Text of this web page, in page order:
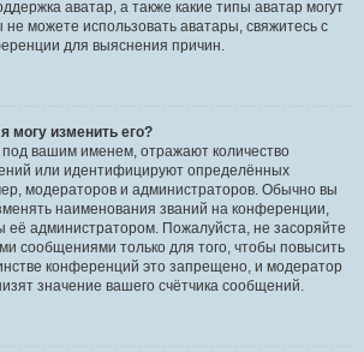
аватар, а также какие типы аватар могут
можете использовать аватары, свяжитесь с
для выяснения причин.
могу изменить его?
вашим именем, отражают количество
или идентифицируют определённых
модераторов и администраторов. Обычно вы
наименования званий на конференции,
её администратором. Пожалуйста, не засоряйте
сообщениями только для того, чтобы повысить
конференций это запрещено, и модератор
значение вашего счётчика сообщений.